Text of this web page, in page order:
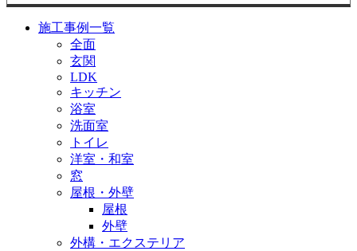
施工事例一覧
全面
玄関
LDK
キッチン
浴室
洗面室
トイレ
洋室・和室
窓
屋根・外壁
屋根
外壁
外構・エクステリア